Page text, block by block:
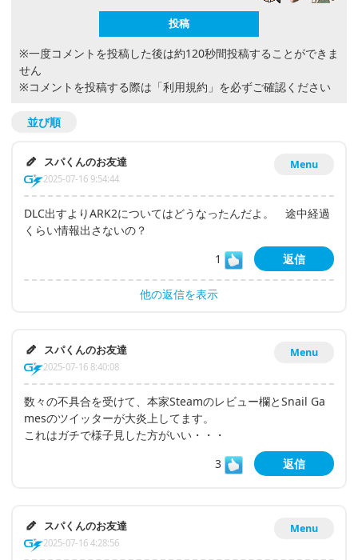
※一度コメントを投稿した後は約120秒間投稿することができま
せん
※コメントを投稿する際は 「利用規約」 を必ずご確認ください
並び順
Menu
スパくんのお友達
2025-07-16 9:54:44
DLC出すよりARK2についてはどうなったんだよ。 途中経過
くらい情報出さないの？
1
返信
他の返信を表示
Menu
スパくんのお友達
2025-07-16 8:40:08
数々の不具合を受けて、本家Steamのレビュー欄とSnail Ga
mesのツイッターが大炎上してます。
これはガチで様子見した方がいい・・・
3
返信
Menu
スパくんのお友達
2025-07-16 4:28:56